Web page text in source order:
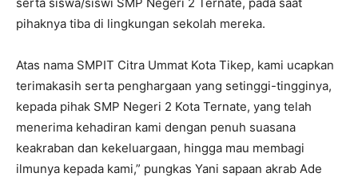
pihaknya tiba di lingkungan sekolah mereka.
Atas nama SMPIT Citra Ummat Kota Tikep, kami ucapkan
terimakasih serta penghargaan yang setinggi-tingginya,
kepada pihak SMP Negeri 2 Kota Ternate, yang telah
menerima kehadiran kami dengan penuh suasana
keakraban dan kekeluargaan, hingga mau membagi
ilmunya kepada kami,” pungkas Yani sapaan akrab Ade